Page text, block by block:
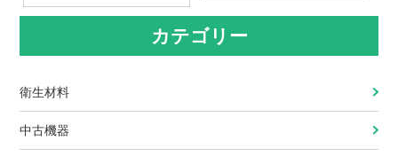
カテゴリー
衛生材料
中古機器